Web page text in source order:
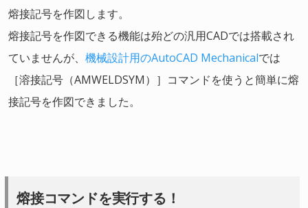
熔接記号を作図します。
熔接記号を作図できる機能は殆どの汎用CADでは搭載され
ていませんが、 機械設計用のAutoCAD Mechanicalでは
［溶接記号（AMWELDSYM）］コマンドを使うと簡単に熔
接記号を作図できました。
熔接コマンドを実行する！